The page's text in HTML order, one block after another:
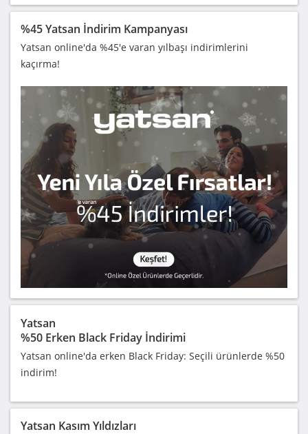
%45 Yatsan İndirim Kampanyası
Yatsan online'da %45'e varan yılbaşı indirimlerini
kaçırma!
Yatsan
%50 Erken Black Friday İndirimi
Yatsan online'da erken Black Friday: Seçili ürünlerde %50
indirim!
Yatsan Kasım Yıldızları